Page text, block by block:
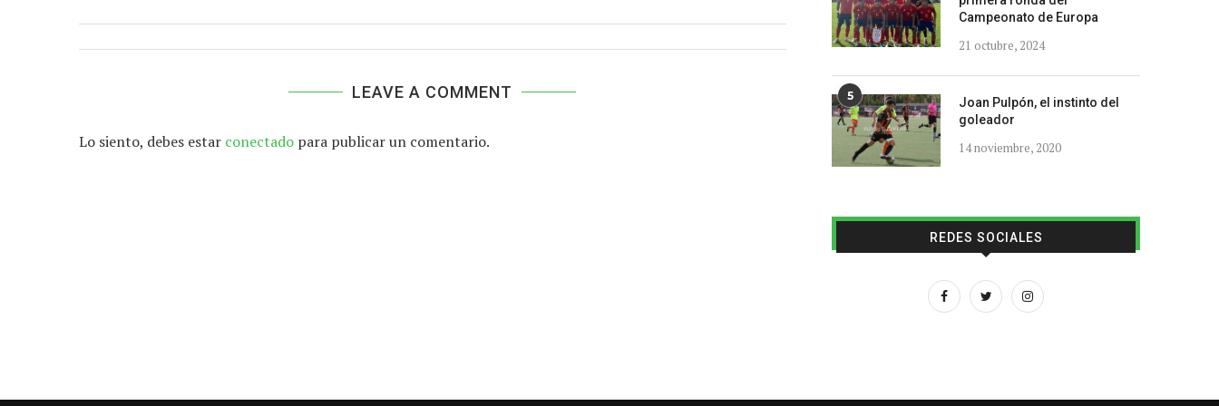
LEAVE A COMMENT
Lo siento, debes estar conectado para publicar un comentario.
Campeonato de Europa
21 octubre, 2024
5
Joan Pulpón, el instinto del
goleador
14 noviembre, 2020
REDES SOCIALES